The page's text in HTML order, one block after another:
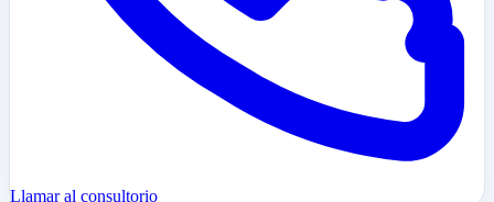
Llamar al consultorio